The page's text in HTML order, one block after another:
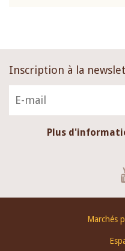
Inscription à la
Plus
Marchés